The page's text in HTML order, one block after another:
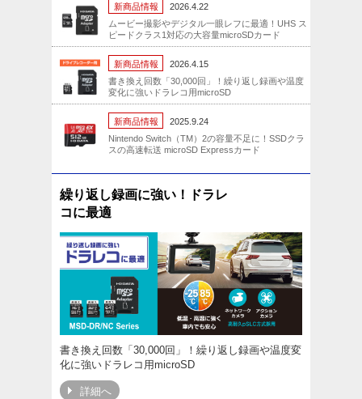
新商品情報
2026.4.22
ムービー撮影やデジタル一眼レフに最適！UHS ス
ピードクラス1対応の大容量microSDカード
新商品情報
2026.4.15
書き換え回数「30,000回」！繰り返し録画や温度
変化に強いドラレコ用microSD
新商品情報
2025.9.24
Nintendo Switch（TM）2の容量不足に！SSDクラ
スの高速転送 microSD Expressカード
繰り返し録画に強い！ドラレ
コに最適
書き換え回数「30,000回」！繰り返し録画や温度変
化に強いドラレコ用microSD
詳細へ